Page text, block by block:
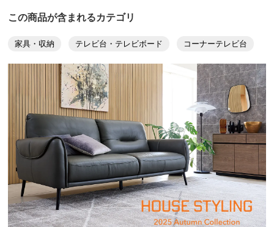
この商品が含まれるカテゴリ
家具・収納 テレビ台・テレビボード コーナーテレビ台